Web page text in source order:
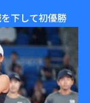
下して初優勝